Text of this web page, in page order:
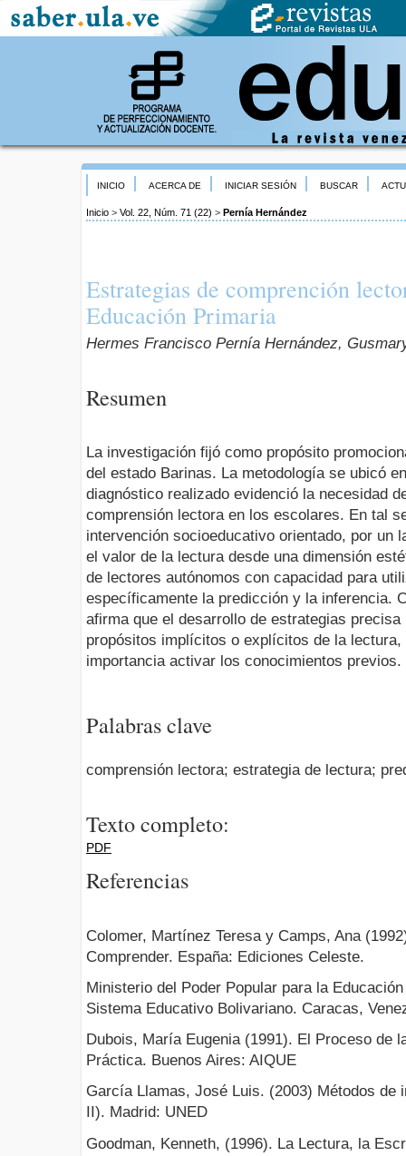
INICIO ACERCA DE INICIAR SESIÓN BUSCAR
Inicio > Vol. 22, Núm. 71 (22) > Pernía Hernández
Estrategias de comprención
Educación Primaria
Hermes Francisco Pernía Hernández,
Resumen
La investigación fijó como propósito
del estado Barinas. La metodología se ubicó
diagnóstico realizado evidenció la necesidad
comprensión lectora en los escolares. En tal
in­tervención socioeducativo orientado, por un
el valor de la lectura desde una dimensión
de lectores autónomos con capacidad para
específicamente la pre­dicción y la inferencia.
afirma que el desarrollo de estrategias
propósitos implícitos o explícitos de la
importancia acti­var los conocimientos previos.
Palabras clave
comprensión lectora; estrategia de lectura;
Texto completo:
PDF
Referencias
Colomer, Martínez Teresa y Camps, Ana
Comprender. España: Ediciones Celeste.
Ministerio del Poder Popular para la
Sistema Educativo Bolivariano. Caracas,
Dubois, María Eugenia (1991). El Proceso de
Práctica. Buenos Aires: AIQUE
García Llamas, José Luis. (2003) Métodos de
II). Madrid: UNED
Goodman, Kenneth, (1996). La Lectura, la